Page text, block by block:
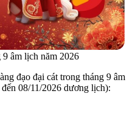
âm lịch năm 2026
đạo đại cát trong tháng 9 âm
08/11/2026 dương lịch):